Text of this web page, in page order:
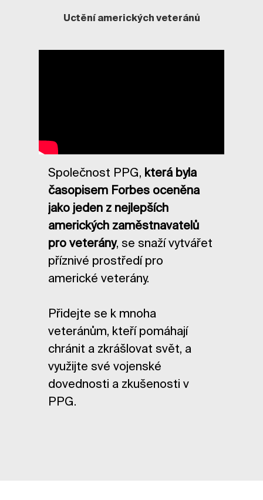
Uctění amerických veteránů
Společnost PPG, která byla
časopisem Forbes oceněna
jako jeden z nejlepších
amerických zaměstnavatelů
pro veterány, se snaží vytvářet
příznivé prostředí pro
americké veterány.
Přidejte se k mnoha
veteránům, kteří pomáhají
chránit a zkrášlovat svět, a
využijte své vojenské
dovednosti a zkušenosti v
PPG.